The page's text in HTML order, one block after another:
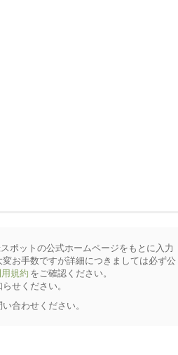
ポットの公式ホームページをもとに入力
お手数ですが詳細につきましては必ず公
規約 をご確認ください。
せください。
合わせください。